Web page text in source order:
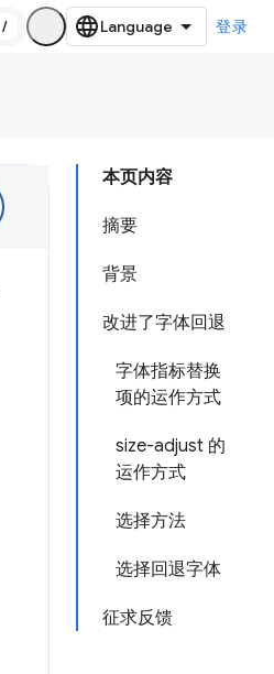
/ 登录
本页内容
摘要
背景
改进了字体回退
字体指标替换
项的运作方式
size-adjust 的
运作方式
选择方法
选择回退字体
征求反馈